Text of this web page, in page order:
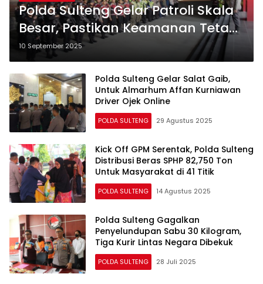
Polda Sulteng Gelar Patroli Skala
Besar, Pastikan Keamanan Tetap
Kondusif
10 September 2025
Polda Sulteng Gelar Salat Gaib,
Untuk Almarhum Affan Kurniawan
Driver Ojek Online
POLDA SULTENG 29 Agustus 2025
Kick Off GPM Serentak, Polda Sulteng
Distribusi Beras SPHP 82,750 Ton
Untuk Masyarakat di 41 Titik
POLDA SULTENG 14 Agustus 2025
Polda Sulteng Gagalkan
Penyelundupan Sabu 30 Kilogram,
Tiga Kurir Lintas Negara Dibekuk
POLDA SULTENG 28 Juli 2025